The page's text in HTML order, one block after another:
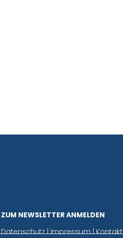
ZUM NEWSLETTER ANMELDEN
Datenschutz|Impressum|Kontakt